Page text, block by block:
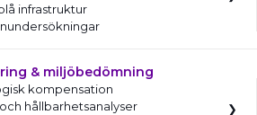
infrastruktur
& miljöbedömning
kompensation
hållbarhetsanalyser